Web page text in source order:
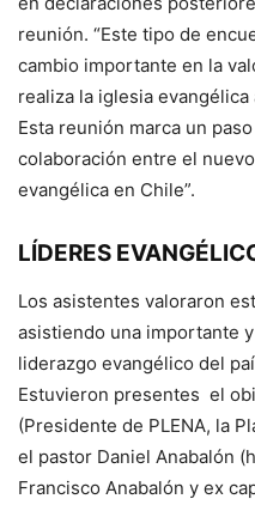
reunión. “Este tipo de
cambio importante en la
realiza la iglesia
Esta reunión marca un
colaboración entre el
evangélica en Chile”.
LÍDERES
Los asistentes valoraron
asistiendo una importante
liderazgo evangélico del
Estuvieron presentes el
(Presidente de PLENA, la
el pastor Daniel Anabalón
Francisco Anabalón y ex